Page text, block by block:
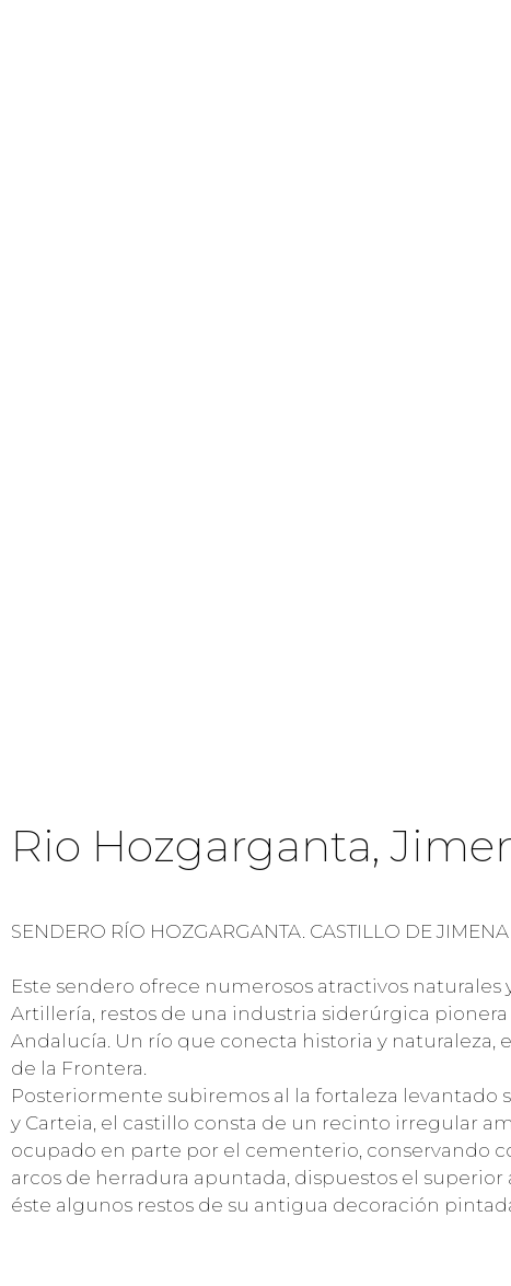
Rio Hozgarganta,
SENDERO RÍO HOZGARGANTA. CASTILLO DE
Este sendero ofrece numerosos atractivos
Artillería, restos de una industria siderúrgica
Andalucía. Un río que conecta historia y naturaleza,
de la Frontera.
Posteriormente subiremos al la fortaleza levantado
y Carteia, el castillo consta de un recinto irregular
ocupado en parte por el cementerio, conservando
arcos de herradura apuntada, dispuestos el
éste algunos restos de su antigua decoración